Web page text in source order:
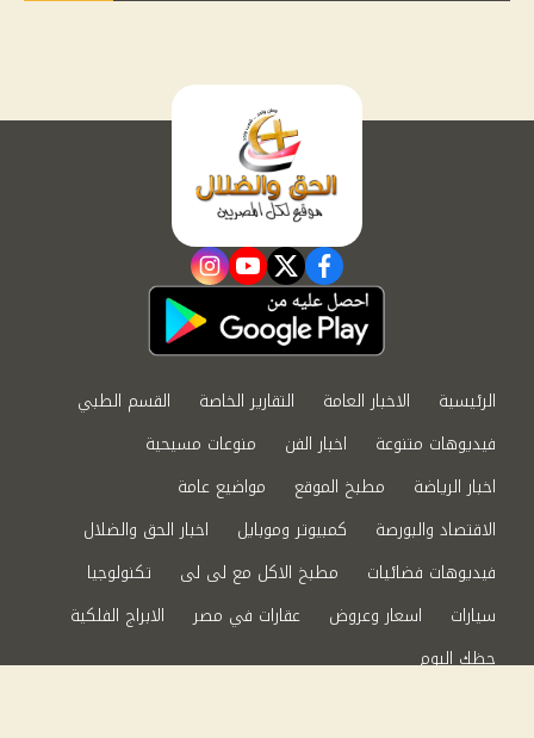
facebook
twitter
youtube
instagram
الرئيسية الاخبار العامة التقارير الخاصة
القسم الطبي
فيديوهات متنوعة
اخبار الفن
منوعات مسيحية
اخبار الرياضة
مطبخ الموقع
مواضيع عامة
الاقتصاد والبورصة
كمبيوتر وموبايل
اخبار الحق والضلال
فيديوهات فضائيات
مطبخ الاكل مع لى لى
تكنولوجيا
سيارات
اسعار وعروض عقارات في مصر
الابراج الفلكية
حظك اليوم